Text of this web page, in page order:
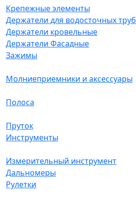
Крепежные элементы
Держатели для водосточных труб
Держатели кровельные
Держатели Фасадные
Зажимы
Молниеприемники и аксессуары
Полоса
Пруток
Инструменты
Измерительный инструмент
Дальномеры
Рулетки